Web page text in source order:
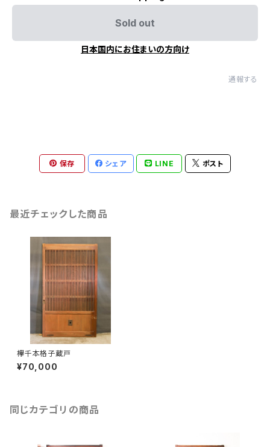
Sold out
日本国内にお住まいの方向け
通報する
保存 シェア LINE ポスト
最近チェックした商品
欅千本格子蔵戸
¥70,000
同じカテゴリの商品